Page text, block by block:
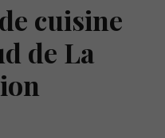
cuisine
de La